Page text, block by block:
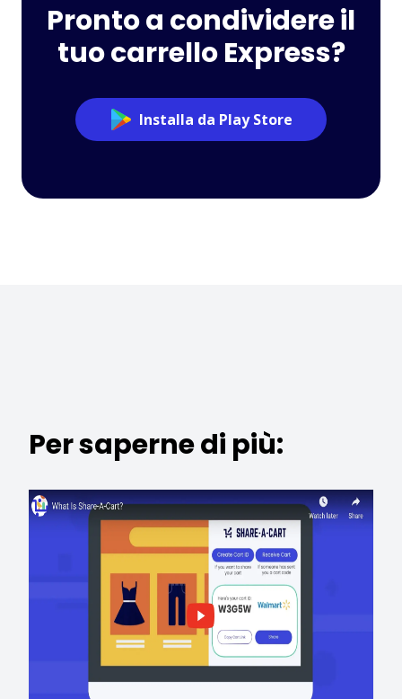
Pronto a condividere il
tuo carrello Express?
Installa da Play Store
Per saperne di più: